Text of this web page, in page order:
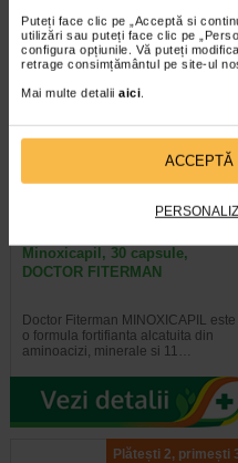
Puteți face clic pe „Acceptă si
utilizări sau puteți face clic pe
configura opțiunile. Vă puteți
retrage consimțământul pe site-ul
Mai multe detalii aici
ACCEPTĂ
Preț redus: 43.13 Lei
Minoxicapil, 30 capsule,
DOCTOR FITERMAN
Doctor Fiterman MINOXICAPIL este
o formula fortifianta alcatuita din
aminoacizi, minerale si 11…
Plătești 2, primești